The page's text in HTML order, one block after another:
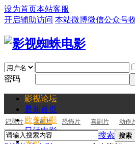
设为首页本站客服
开启辅助访问 本站微博微信公众号
密码
影视论坛
最新首页
欧美电影
日韩电影
美剧
记录片 动画片 恐怖片 喜剧片 动作
搜索 搜索